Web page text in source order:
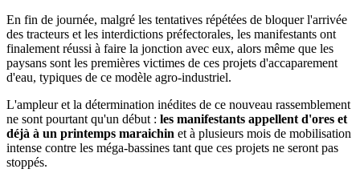
En fin de journée, malgré les tentatives répétées de bloquer l'arrivée
des tracteurs et les interdictions préfectorales, les manifestants ont
finalement réussi à faire la jonction avec eux, alors même que les
paysans sont les premières victimes de ces projets d'accaparement
d'eau, typiques de ce modèle agro-industriel.
L'ampleur et la détermination inédites de ce nouveau rassemblement
ne sont pourtant qu'un début : les manifestants appellent d'ores et
déjà à un printemps maraichin et à plusieurs mois de mobilisation
intense contre les méga-bassines tant que ces projets ne seront pas
stoppés.